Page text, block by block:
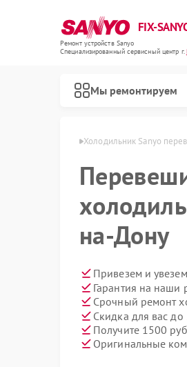
FIX-
Ремонт устройств Sanyo
Специализированный cервисный центр г.
Мы ремонтируем
в Ростове-на-Дону Холодильник Sanyo
на-Дону
Привезем и
Гарантия на наши
Срочный ремонт
Скидка для вас до
Получите 1500
Оригинальные